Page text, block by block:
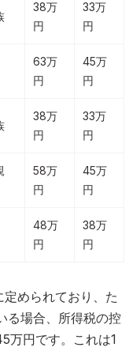
38万
円
33万
円
63万
円
45万
円
38万
円
33万
円
58万
円
45万
円
48万
円
38万
円
められており、た
る場合、所得税の控
万円です。これは1